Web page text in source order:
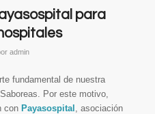
para
admin
fundamental de nuestra
Por este motivo,
con Payasospital , asociación